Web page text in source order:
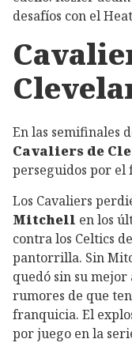
desafíos con el
En las semifinales
Cavaliers de
perseguidos por el
Los Cavaliers
Mitchell en los
contra los Celtics
pantorrilla. Sin
quedó sin su
rumores de que
franquicia. El
por juego en la